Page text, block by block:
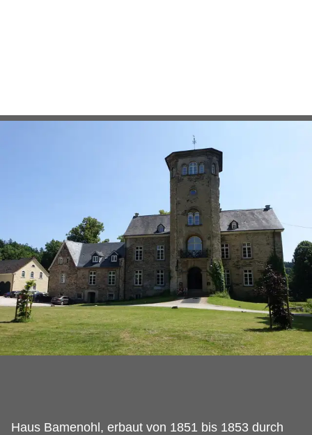
Haus Bamenohl, erbaut von 1851 bis 1853 durch